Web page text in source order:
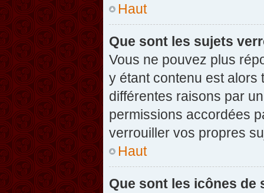
Haut
Que sont les sujets
Vous ne pouvez plus
y étant contenu est alors
différentes raisons par
permissions accordées
verrouiller vos propres
Haut
Que sont les icônes de